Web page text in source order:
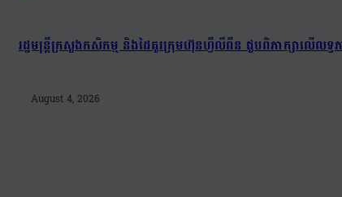
រដ្ឋមន្រ្តីក្រសួងកសិកម្ម និងដៃគូរក្រុមហ៊ុនហ្វីលីពីន ជួបពិភាក្សាលើល
August 4, 2026